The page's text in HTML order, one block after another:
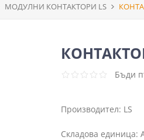
МОДУЛНИ КОНТАКТОРИ LS
Бъди
Производител: LS
Складова единица: